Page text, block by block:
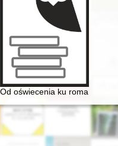
Od oświecenia ku